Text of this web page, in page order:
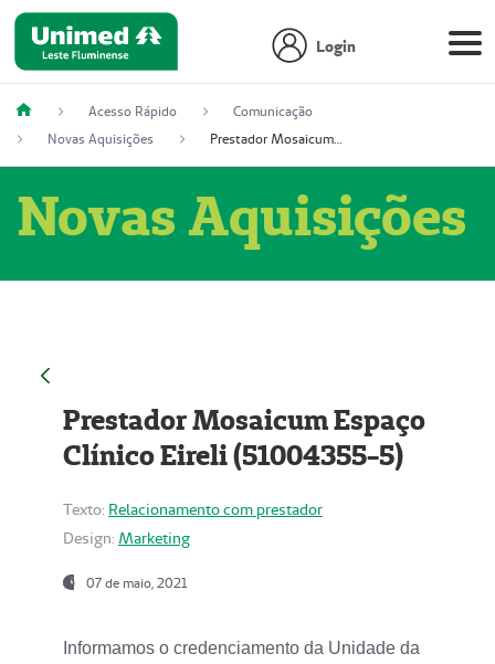
Login
Acesso Rápido
Comunicação
Novas Aquisições
Prestador Mosaicum Espaço Clínico Eireli (51004355-5)
Novas Aquisições
Prestador Mosaicum Espaço
Clínico Eireli (51004355-5)
Texto: Relacionamento com prestador
Design: Marketing
07 de maio, 2021
Informamos o credenciamento da Unidade da